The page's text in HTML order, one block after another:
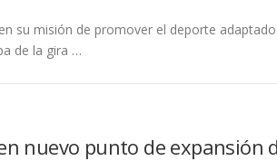
su misión de promover el deporte
de la gira …
nuevo punto de expansión